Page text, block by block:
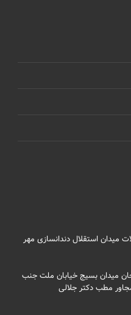
میدان استقلال دندانسازی مهر
میدان بسیج خیابان ملت جنب